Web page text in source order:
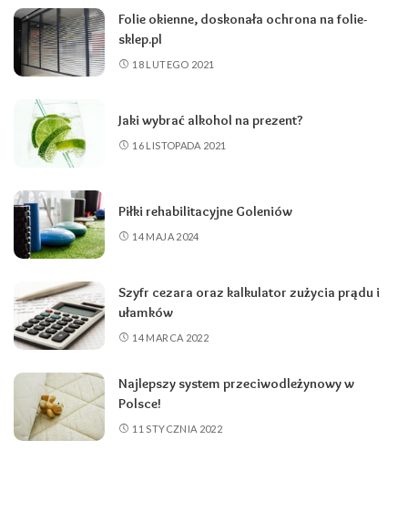
Folie okienne, doskonała ochrona na folie-
sklep.pl
18 LUTEGO 2021
Jaki wybrać alkohol na prezent?
16 LISTOPADA 2021
Piłki rehabilitacyjne Goleniów
14 MAJA 2024
Szyfr cezara oraz kalkulator zużycia prądu i
ułamków
14 MARCA 2022
Najlepszy system przeciwodleżynowy w
Polsce!
11 STYCZNIA 2022